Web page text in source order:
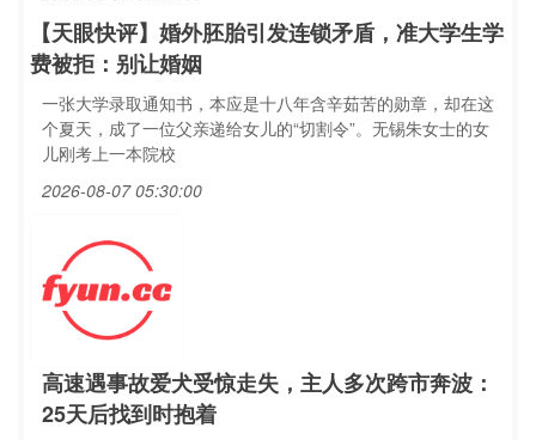
【天眼快评】婚外胚胎引发连锁矛盾，准大学生学
费被拒：别让婚姻
一张大学录取通知书，本应是十八年含辛茹苦的勋章，却在这
个夏天，成了一位父亲递给女儿的“切割令”。无锡朱女士的女
儿刚考上一本院校
2026-08-07 05:30:00
高速遇事故爱犬受惊走失，主人多次跨市奔波：
25天后找到时抱着